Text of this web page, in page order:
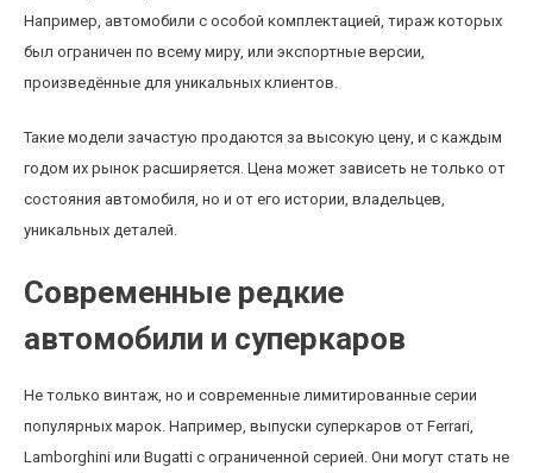
Например, автомобили с особой комплектацией, тираж которых
был ограничен по всему миру, или экспортные версии,
произведённые для уникальных клиентов.
Такие модели зачастую продаются за высокую цену, и с каждым
годом их рынок расширяется. Цена может зависеть не только от
состояния автомобиля, но и от его истории, владельцев,
уникальных деталей.
Современные редкие
автомобили и суперкаров
Не только винтаж, но и современные лимитированные серии
популярных марок. Например, выпуски суперкаров от Ferrari,
Lamborghini или Bugatti с ограниченной серией. Они могут стать не